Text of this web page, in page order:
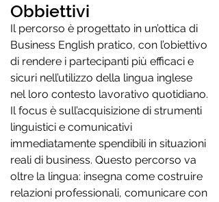
Obbiettivi
Il percorso è progettato in un’ottica di
Business English pratico, con l’obiettivo
di rendere i partecipanti più efficaci e
sicuri nell’utilizzo della lingua inglese
nel loro contesto lavorativo quotidiano.
Il focus è sull’acquisizione di strumenti
linguistici e comunicativi
immediatamente spendibili in situazioni
reali di business. Questo percorso va
oltre la lingua: insegna come costruire
relazioni professionali, comunicare con